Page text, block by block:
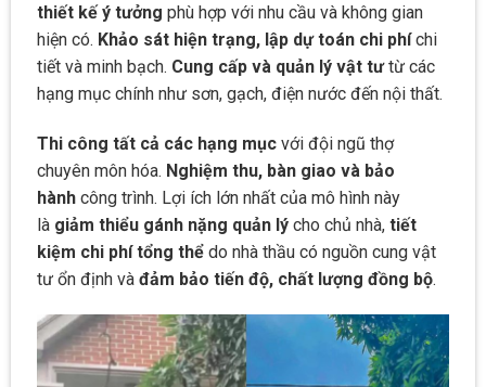
thiết kế ý tưởng phù hợp với nhu cầu và không gian
hiện có. Khảo sát hiện trạng, lập dự toán chi phíchi
tiết và minh bạch. Cung cấp và quản lý vật tưtừ các
hạng mục chính như sơn, gạch, điện nước đến nội thất.
Thi công tất cả các hạng mục với đội ngũ thợ
chuyên môn hóa. Nghiệm thu, bàn giao và bảo
hành công trình. Lợi ích lớn nhất của mô hình này
là giảm thiểu gánh nặng quản lý cho chủ nhà, tiết
kiệm chi phí tổng thể do nhà thầu có nguồn cung vật
tư ổn định và đảm bảo tiến độ, chất lượng đồng bộ.